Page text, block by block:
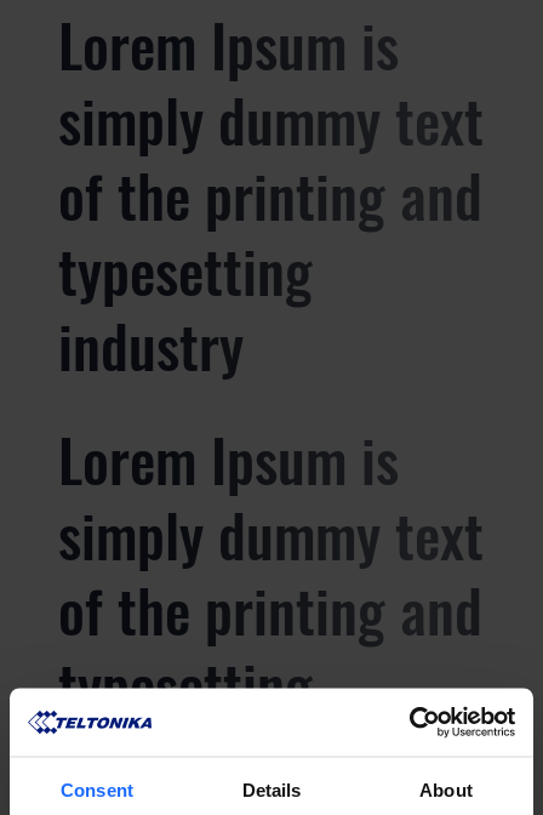
Consent Details About
Lorem Ipsum is
simply dummy text
of the printing and
typesetting
industry
Lorem Ipsum is
simply dummy text
of the printing and
typesetting
industry